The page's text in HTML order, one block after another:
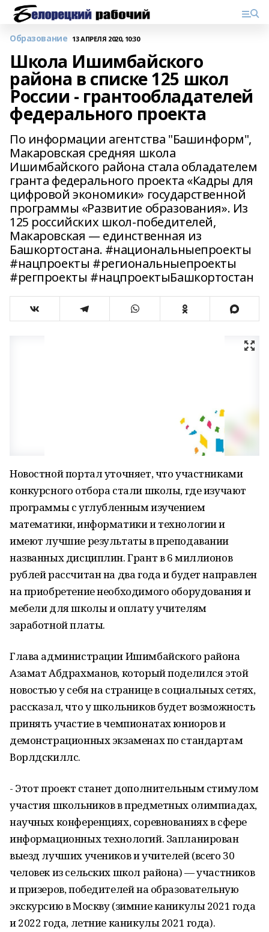
Образование 13 АПРЕЛЯ 2020, 10:30
Школа Ишимбайского
района в списке 125 школ
России - грантообладателей
федерального проекта
По информации агентства "Башинформ",
Макаровская средняя школа
Ишимбайского района стала обладателем
гранта федерального проекта «Кадры для
цифровой экономики» государственной
программы «Развитие образования». Из
125 российских школ-победителей,
Макаровская — единственная из
Башкортостана. #национальныепроекты
#нацпроекты #региональныепроекты
#регпроекты #нацпроектыБашкортостан
Новостной портал уточняет, что участниками
конкурсного отбора стали школы, где изучают
программы с углубленным изучением
математики, информатики и технологии и
имеют лучшие результаты в преподавании
названных дисциплин. Грант в 6 миллионов
рублей рассчитан на два года и будет направлен
на приобретение необходимого оборудования и
мебели для школы и оплату учителям
заработной платы.
Глава администрации Ишимбайского района
Азамат Абдрахманов, который поделился этой
новостью у себя на странице в социальных сетях,
рассказал, что у школьников будет возможность
принять участие в чемпионатах юниоров и
демонстрационных экзаменах по стандартам
Ворлдскиллс.
- Этот проект станет дополнительным стимулом
участия школьников в предметных олимпиадах,
научных конференциях, соревнованиях в сфере
информационных технологий. Запланирован
выезд лучших учеников и учителей (всего 30
человек из сельских школ района) — участников
и призеров, победителей на образовательную
экскурсию в Москву (зимние каникулы 2021 года
и 2022 года, летние каникулы 2021 года).